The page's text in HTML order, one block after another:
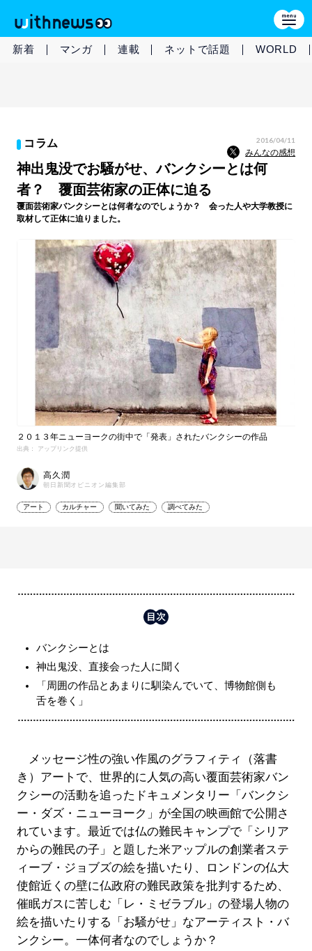
新着 マンガ 連載 ネットで話題 WORLD
コラム 2016/04/11
みんなの感想
神出鬼没でお騒がせ、バンクシーとは何
者？ 覆面芸術家の正体に迫る
覆面芸術家バンクシーとは何者なのでしょうか？ 会った人や大学教授に
取材して正体に迫りました。
２０１３年ニューヨークの街中で「発表」されたバンクシーの作品
出典： アップリンク提供
高久潤
朝日新聞オピニオン編集部
アート カルチャー 聞いてみた 調べてみた
バンクシーとは
神出鬼没、直接会った人に聞く
「周囲の作品とあまりに馴染んでいて、博物館側も
舌を巻く」
メッセージ性の強い作風のグラフィティ（落書
き）アートで、世界的に人気の高い覆面芸術家バン
クシーの活動を追ったドキュメンタリー「バンクシ
ー・ダズ・ニューヨーク」が全国の映画館で公開さ
れています。最近では仏の難民キャンプで「シリア
からの難民の子」と題した米アップルの創業者ステ
ィーブ・ジョブズの絵を描いたり、ロンドンの仏大
使館近くの壁に仏政府の難民政策を批判するため、
催眠ガスに苦しむ「レ・ミゼラブル」の登場人物の
絵を描いたりする「お騒がせ」なアーティスト・バ
ンクシー。一体何者なのでしょうか？